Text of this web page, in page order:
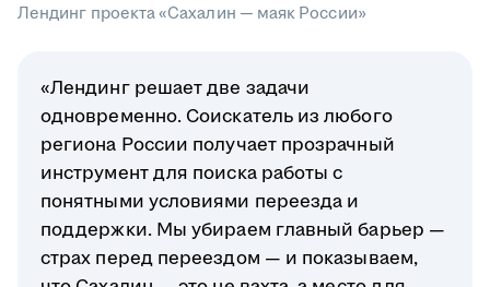
Лендинг проекта «Сахалин — маяк России»
«Лендинг решает две задачи
одновременно. Соискатель из любого
региона России получает прозрачный
инструмент для поиска работы с
понятными условиями переезда и
поддержки. Мы убираем главный барьер —
страх перед переездом — и показываем,